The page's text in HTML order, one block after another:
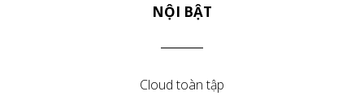
NỘI BẬT
Cloud toàn tập